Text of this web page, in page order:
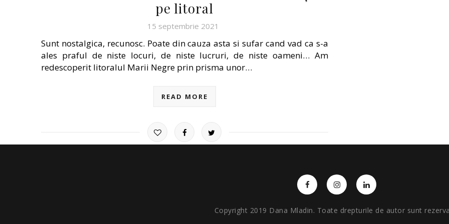
pe litoral
15 septembrie 2021
Sunt nostalgica, recunosc. Poate din cauza asta si sufar cand vad ca s-a
ales praful de niste locuri, de niste lucruri, de niste oameni… Am
redescoperit litoralul Marii Negre prin prisma unor…
READ MORE
Copyright 2019 Dana Mladin. Toate drepturile de autor sunt